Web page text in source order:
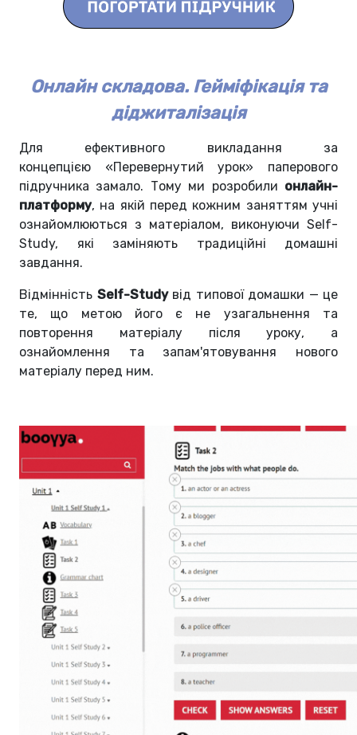
Онлайн складова. Гейміфікація та
діджиталізація
Для ефективного викладання за
концепцією «‎Перевернутий урок» паперового
підручника замало. Тому ми розробили онлайн-
платформу, на якій перед кожним заняттям учні
ознайомлюються з матеріалом, виконуючи Self-
Study, які заміняють традиційні домашні
завдання.
Відмінність Self-Studyвід типової домашки — це
те, що метою його є не узагальнення та
повторення матеріалу після уроку, а
ознайомлення та запам'ятовування нового
матеріалу перед ним.